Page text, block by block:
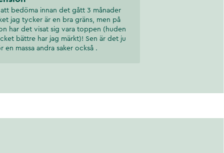
bedöma innan det gått 3 månader
jag tycker är en bra gräns, men på
har det visat sig vara toppen (huden
bättre har jag märkt)! Sen är det ju
en massa andra saker också .